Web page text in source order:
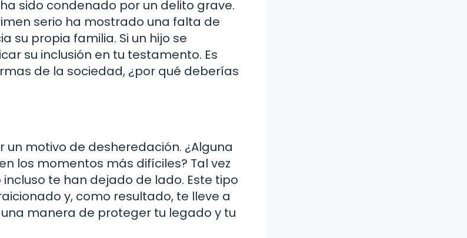
sido condenado por un delito grave.
serio ha mostrado una falta de
su propia familia. Si un hijo se
su inclusión en tu testamento. Es
de la sociedad, ¿por qué deberías
motivo de desheredación. ¿Alguna
los momentos más difíciles? Tal vez
te han dejado de lado. Este tipo
y, como resultado, te lleve a
manera de proteger tu legado y tu